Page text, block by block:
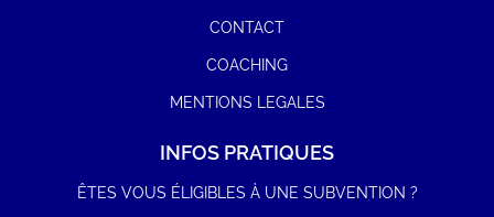
CONTACT
COACHING
MENTIONS LEGALES
INFOS PRATIQUES
ÊTES VOUS ÉLIGIBLES À UNE SUBVENTION ?